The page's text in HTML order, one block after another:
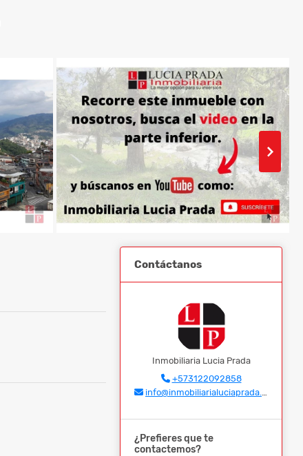
Contáctanos
Inmobiliaria Lucia Prada
+573122092858
info@inmobiliarialuciaprada.com
¿Prefieres que te
contactemos?